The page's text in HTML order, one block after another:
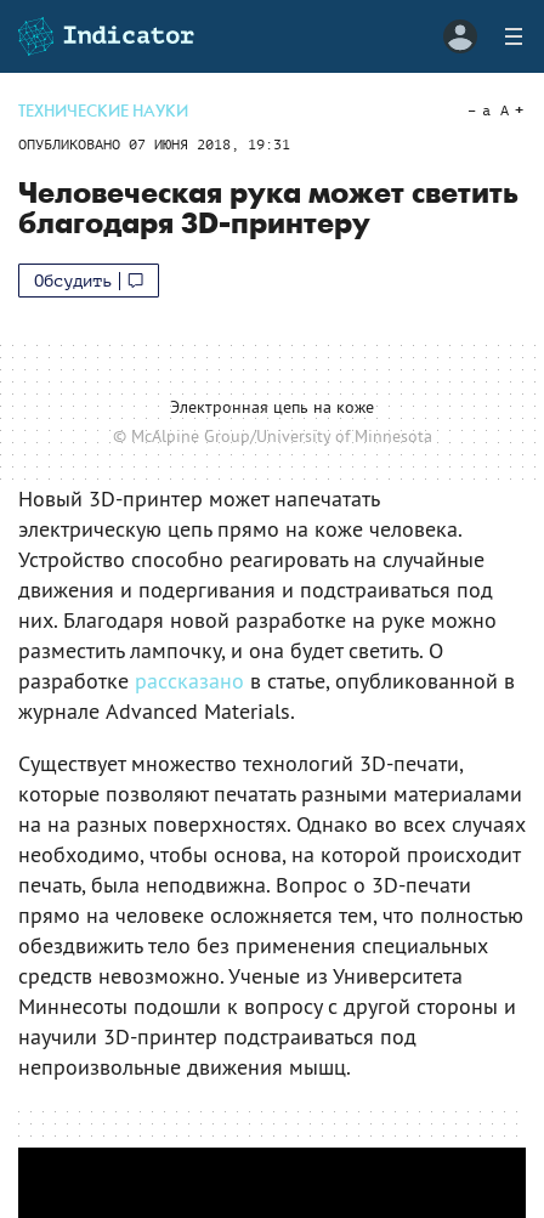
ТЕХНИЧЕСКИЕ НАУКИ
ОПУБЛИКОВАНО 07 ИЮНЯ 2018, 19:31
a A
Человеческая рука может светить
благодаря 3D-принтеру
Обсудить
Электронная цепь на коже
© McAlpine Group/University of Minnesota
Новый 3D-принтер может напечатать
электрическую цепь прямо на коже человека.
Устройство способно реагировать на случайные
движения и подергивания и подстраиваться под
них. Благодаря новой разработке на руке можно
разместить лампочку, и она будет светить. О
разработке рассказано в статье, опубликованной в
журнале Advanced Materials.
Существует множество технологий 3D-печати,
которые позволяют печатать разными материалами
на на разных поверхностях. Однако во всех случаях
необходимо, чтобы основа, на которой происходит
печать, была неподвижна. Вопрос о 3D-печати
прямо на человеке осложняется тем, что полностью
обездвижить тело без применения специальных
средств невозможно. Ученые из Университета
Миннесоты подошли к вопросу с другой стороны и
научили 3D-принтер подстраиваться под
непроизвольные движения мышц.